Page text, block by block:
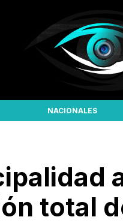
NACIONALES
total